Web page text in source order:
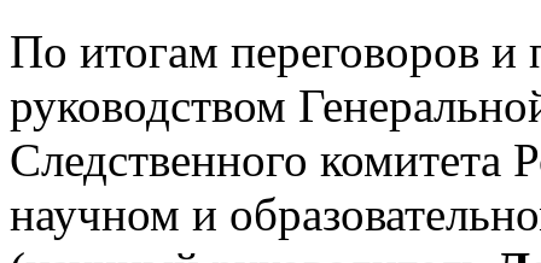
По итогам переговоров и
руководством
Следственного комитета
научном и